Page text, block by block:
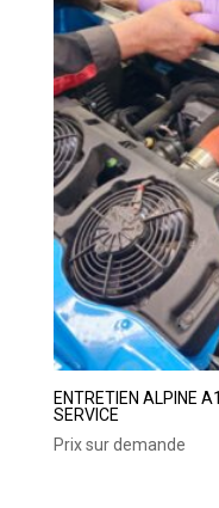
ENTRETIEN ALPINE
SERVICE
Prix sur demande